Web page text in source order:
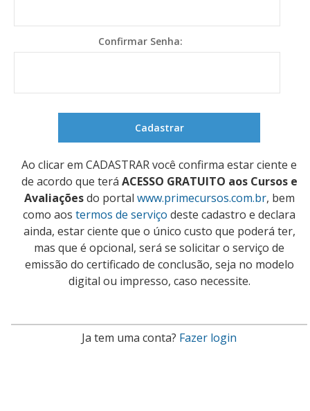
Confirmar Senha:
Ao clicar em CADASTRAR você confirma estar ciente e
de acordo que terá ACESSO GRATUITO aos Cursos e
Avaliaçõesdo portal www.primecursos.com.br, bem
como aos termos de serviço deste cadastro e declara
ainda, estar ciente que o único custo que poderá ter,
mas que é opcional, será se solicitar o serviço de
emissão do certificado de conclusão, seja no modelo
digital ou impresso, caso necessite.
Ja tem uma conta? Fazer login